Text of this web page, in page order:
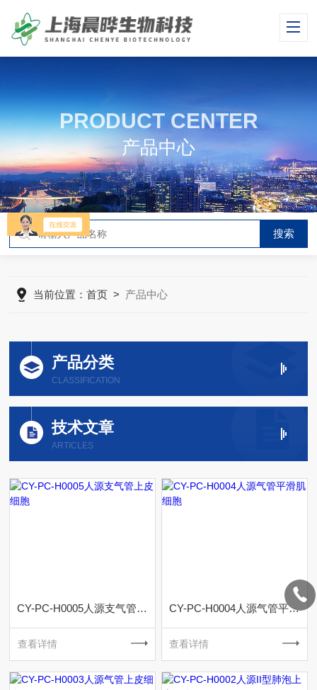
PRODUCT CENTER
产品中心
当前位置：首页 > 产品中心
产品分类
CLASSIFICATION
技术文章
ARTICLES
CY-PC-H0005人源支气管上皮细胞
查看详情
CY-PC-H0004人源气管平滑肌细胞
查看详情